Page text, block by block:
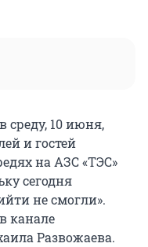
среду, 10 июня,
и гостей
на АЗС «ТЭС»
сегодня
не смогли».
в канале
Развожаева.